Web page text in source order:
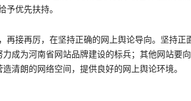
予优先扶持。
再接再厉，在坚持正确的网上舆论导向。坚持
成为河南省网站品牌建设的标兵；其他网站要向
清朗的网络空间，提供良好的网上舆论环境。